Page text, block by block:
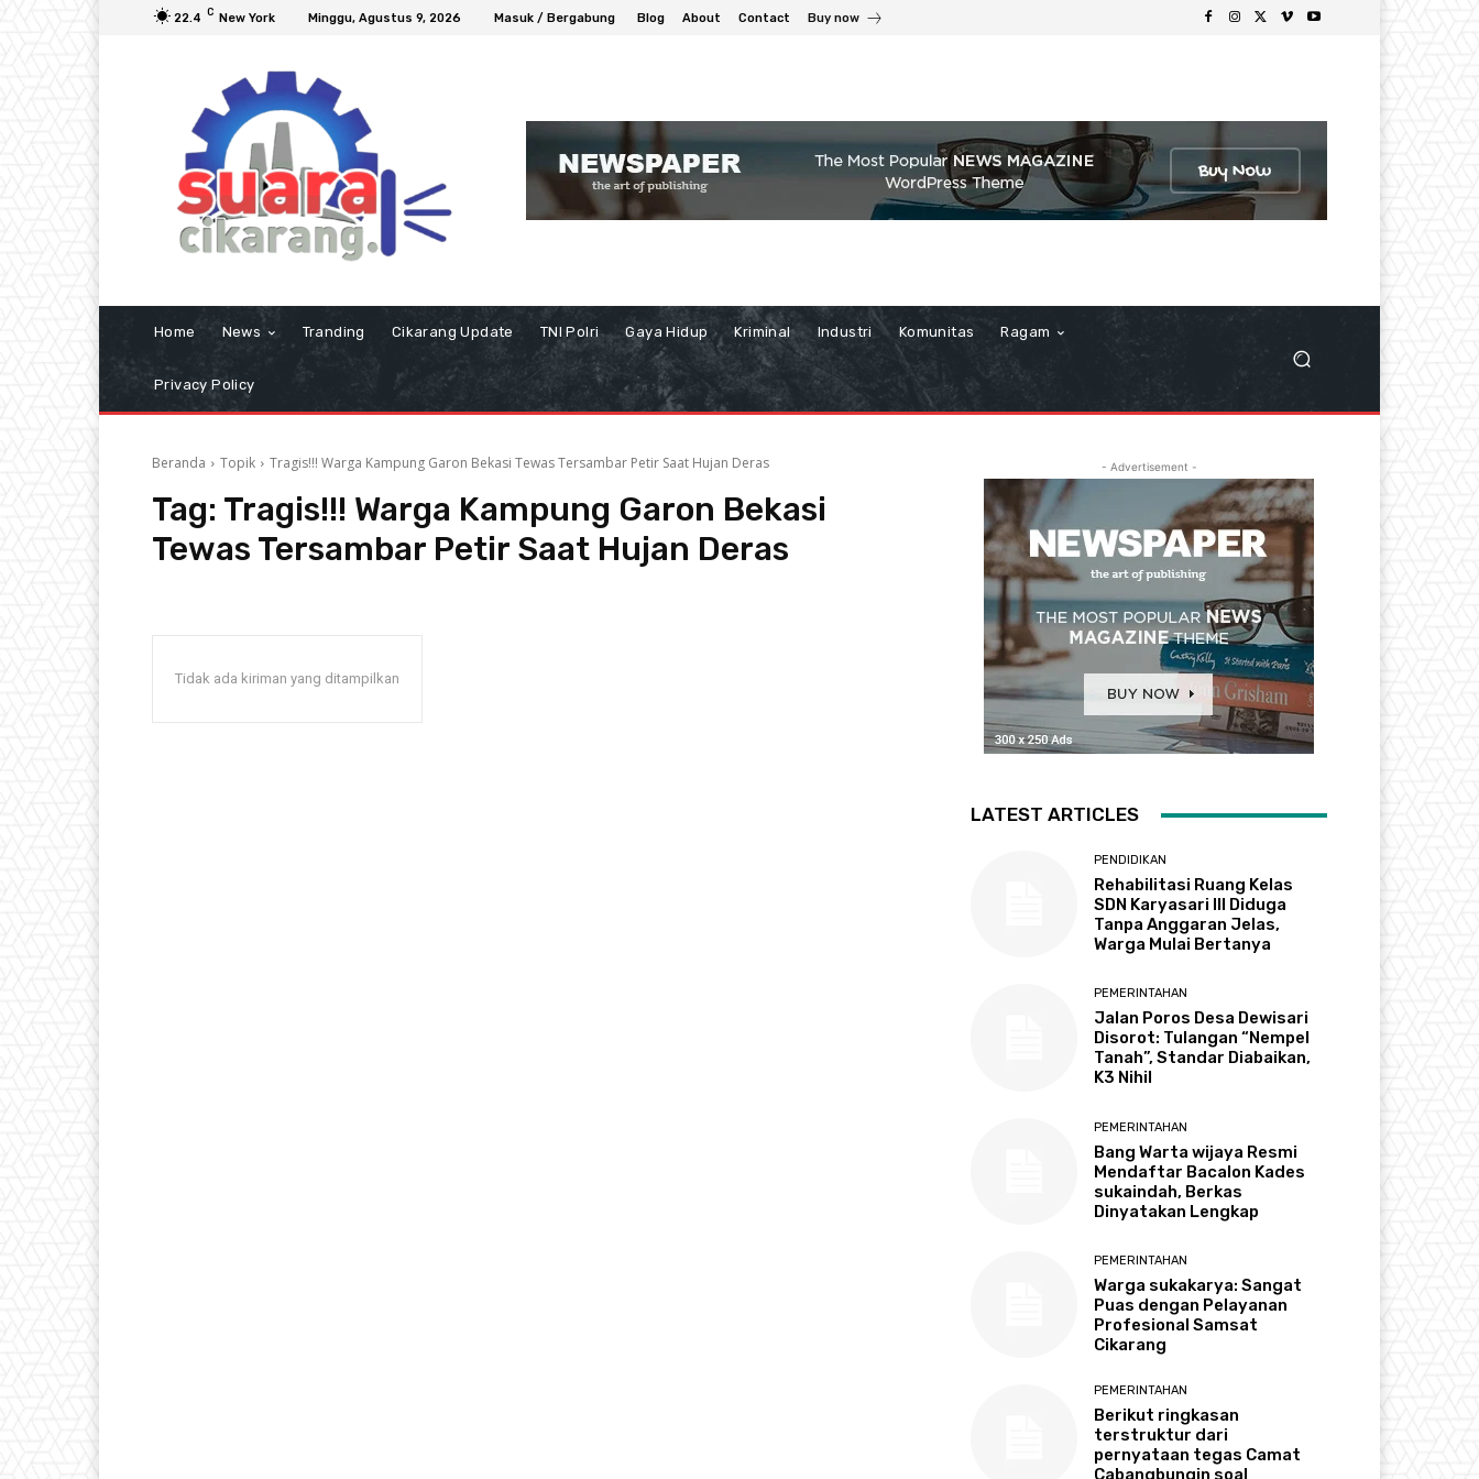
22.4 C New York Minggu, Agustus 9, 2026 Masuk / Bergabung Blog About Contact Buy now
Home News Tranding Cikarang Update TNI Polri Gaya Hidup Kriminal Industri Komunitas Ragam
Privacy Policy
Beranda Topik Tragis!!! Warga Kampung Garon Bekasi Tewas Tersambar Petir Saat Hujan Deras
Tag: Tragis!!! Warga Kampung Garon Bekasi
Tewas Tersambar Petir Saat Hujan Deras
Tidak ada kiriman yang ditampilkan
- Advertisement -
LATEST ARTICLES
PENDIDIKAN
Rehabilitasi Ruang Kelas
SDN Karyasari III Diduga
Tanpa Anggaran Jelas,
Warga Mulai Bertanya
PEMERINTAHAN
Jalan Poros Desa Dewisari
Disorot: Tulangan “Nempel
Tanah”, Standar Diabaikan,
K3 Nihil
PEMERINTAHAN
Bang Warta wijaya Resmi
Mendaftar Bacalon Kades
sukaindah, Berkas
Dinyatakan Lengkap
PEMERINTAHAN
Warga sukakarya: Sangat
Puas dengan Pelayanan
Profesional Samsat
Cikarang
PEMERINTAHAN
Berikut ringkasan
terstruktur dari
pernyataan tegas Camat
Cabangbungin soal